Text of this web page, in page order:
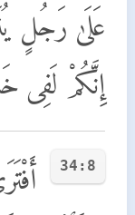
عَلَىٰ رَجُلٍ
إِنَّكُمْ لَفِى
34:8